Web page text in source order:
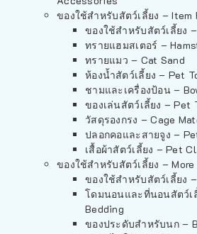
ของใช้สำหรับสัตว์เลี้ยง – Item
ของใช้สำหรับสัตว์เลี้ยง
ทรายแฮมสเตอร์ –
ทรายแมว – Cat Sand
ห้องน้ำสัตว์เลี้ยง – Pet
ชามและเครื่องป้อน –
ของเล่นสัตว์เลี้ยง – Pet
วัสดุรองกรง – Cage
ปลอกคอและสายจูง –
เสื้อผ้าสัตว์เลี้ยง – Pet
ของใช้สำหรับสัตว์เลี้ยง – More
ของใช้สำหรับสัตว์เลี้ยง
โดมนอนและที่นอนสัตว์เ
Bedding
ของประดับสำหรับนก –